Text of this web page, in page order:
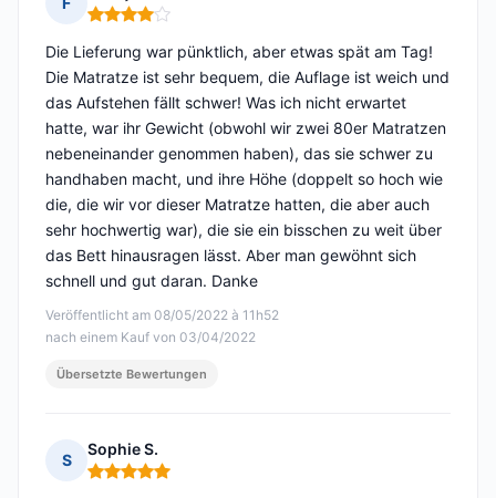
Hinweis: 4 von 5
Veröffentlicht am 08/05/2022 à 11h52
nach einem Kauf von 03/04/2022
Die Lieferung war pünktlich, aber etwas spät am Tag!
Die Matratze ist sehr bequem, die Auflage ist weich und
das Aufstehen fällt schwer! Was ich nicht erwartet
hatte, war ihr Gewicht (obwohl wir zwei 80er Matratzen
nebeneinander genommen haben), das sie schwer zu
handhaben macht, und ihre Höhe (doppelt so hoch wie
die, die wir vor dieser Matratze hatten, die aber auch
sehr hochwertig war), die sie ein bisschen zu weit über
das Bett hinausragen lässt. Aber man gewöhnt sich
schnell und gut daran. Danke
Übersetzte Bewertungen
S
Sophie S.
Hinweis: 5 von 5